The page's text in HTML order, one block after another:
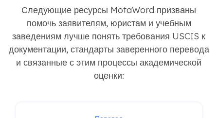
Следующие ресурсы MotaWord призваны
помочь заявителям, юристам и учебным
заведениям лучше понять требования USCIS к
документации, стандарты заверенного перевода
и связанные с этим процессы академической
оценки: